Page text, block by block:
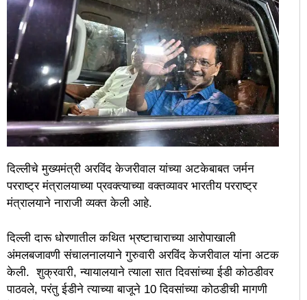
दिल्लीचे मुख्यमंत्री अरविंद केजरीवाल यांच्या अटकेबाबत जर्मन
परराष्ट्र मंत्रालयाच्या प्रवक्त्याच्या वक्तव्यावर भारतीय परराष्ट्र
मंत्रालयाने नाराजी व्यक्त केली आहे.
दिल्ली दारू धोरणातील कथित भ्रष्टाचाराच्या आरोपाखाली
अंमलबजावणी संचालनालयाने गुरुवारी अरविंद केजरीवाल यांना अटक
केली. शुक्रवारी, न्यायालयाने त्याला सात दिवसांच्या ईडी कोठडीवर
पाठवले, परंतु ईडीने त्याच्या बाजूने 10 दिवसांच्या कोठडीची मागणी